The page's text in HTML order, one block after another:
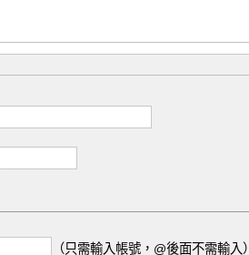
（只需輸入帳號，@後面不需輸入）